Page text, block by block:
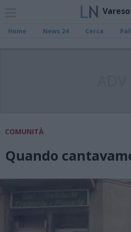
Home News 24 Cerca
COMUNITÀ
Quando